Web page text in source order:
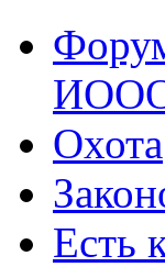
Охота
Есть